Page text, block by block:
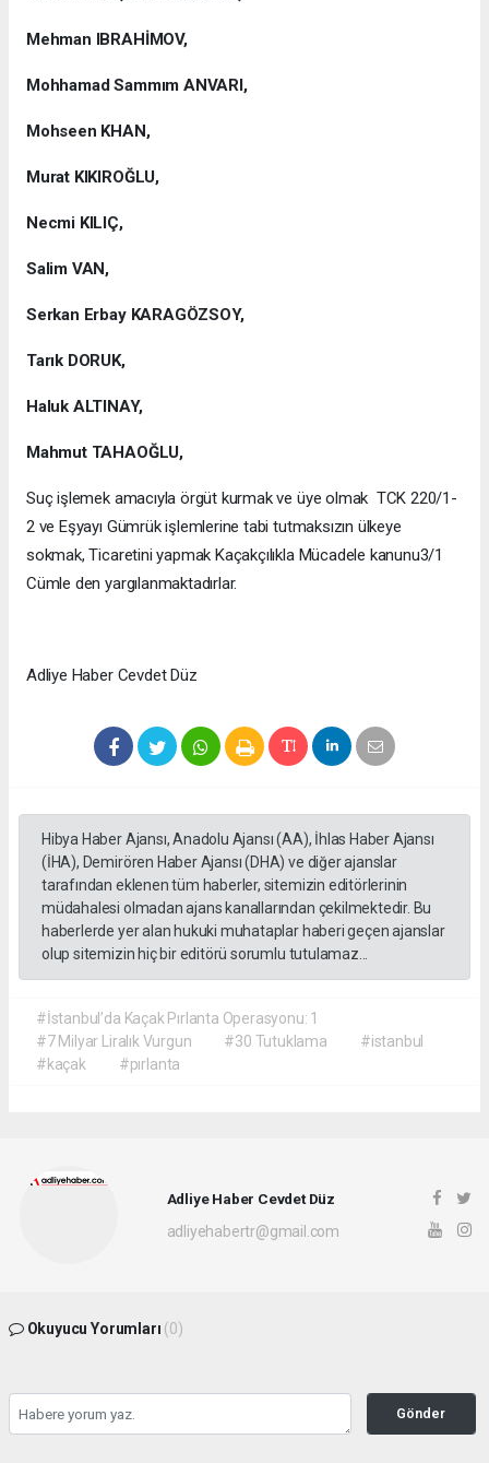
Mehman IBRAHİMOV,
Mohhamad Sammım ANVARI,
Mohseen KHAN,
Murat KIKIROĞLU,
Necmi KILIÇ,
Salim VAN,
Serkan Erbay KARAGÖZSOY,
Tarık DORUK,
Haluk ALTINAY,
Mahmut TAHAOĞLU,
Suç işlemek amacıyla örgüt kurmak ve üye olmak TCK 220/1-
2 ve Eşyayı Gümrük işlemlerine tabi tutmaksızın ülkeye
sokmak, Ticaretini yapmak Kaçakçılıkla Mücadele kanunu3/1
Cümle den yargılanmaktadırlar.
Adliye Haber Cevdet Düz
Hibya Haber Ajansı, Anadolu Ajansı (AA), İhlas Haber Ajansı
(İHA), Demirören Haber Ajansı (DHA) ve diğer ajanslar
tarafından eklenen tüm haberler, sitemizin editörlerinin
müdahalesi olmadan ajans kanallarından çekilmektedir. Bu
haberlerde yer alan hukuki muhataplar haberi geçen ajanslar
olup sitemizin hiç bir editörü sorumlu tutulamaz...
#İstanbul’da Kaçak Pırlanta Operasyonu: 1
#7 Milyar Liralık Vurgun
#30 Tutuklama
#istanbul
#kaçak
#pırlanta
Adliye Haber Cevdet Düz
adliyehabertr@gmail.com
Okuyucu Yorumları (0)
Gönder